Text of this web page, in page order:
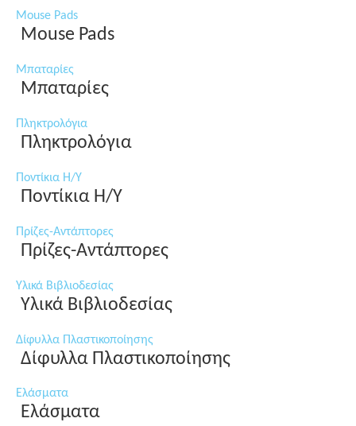
Mouse Pads
Mouse Pads
Μπαταρίες
Μπαταρίες
Πληκτρολόγια
Πληκτρολόγια
Ποντίκια Η/Υ
Ποντίκια Η/Υ
Πρίζες-Αντάπτορες
Πρίζες-Αντάπτορες
Υλικά Βιβλιοδεσίας
Υλικά Βιβλιοδεσίας
Δίφυλλα Πλαστικοποίησης
Δίφυλλα Πλαστικοποίησης
Ελάσματα
Ελάσματα